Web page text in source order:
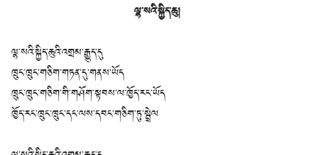
ལྷ་སའི་སྐྱིད་ཆུ།
ལྷ་སའི་སྐྱིད་ཆུའི་འགྲམ་རྒྱུད་དུ
ཁྲུང་ཁྲུང་གཅིག་གཏན་དུ་གནས་ཡོད
ཁྲུང་ཁྲུང་གཅིག་གི་གཤོག་སྟབས་ལ་ཁྱོད་རང་ཡོད
ཁྱོད་རང་ཁྲུང་ཁྲུང་དང་ལས་དབང་གཅིག་ཏུ་སྦྲེལ